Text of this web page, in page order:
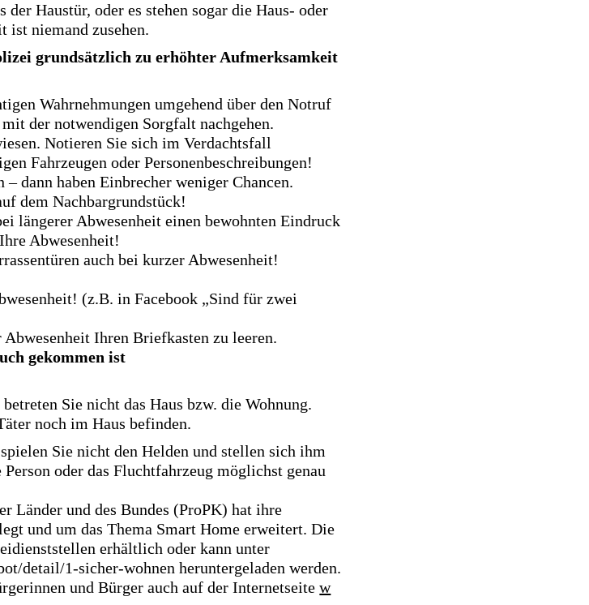
Haustür, oder es stehen sogar die Haus- oder
ist niemand zusehen.
grundsätzlich zu erhöhter Aufmerksamkeit
Wahrnehmungen umgehend über den Notruf
der notwendigen Sorgfalt nachgehen.
Notieren Sie sich im Verdachtsfall
Fahrzeugen oder Personenbeschreibungen!
dann haben Einbrecher weniger Chancen.
dem Nachbargrundstück!
längerer Abwesenheit einen bewohnten Eindruck
Abwesenheit!
auch bei kurzer Abwesenheit!
(z.B. in Facebook „Sind für zwei
Ihren Briefkasten zu leeren.
gekommen ist
Sie nicht das Haus bzw. die Wohnung.
noch im Haus befinden.
Sie nicht den Helden und stellen sich ihm
oder das Fluchtfahrzeug möglichst genau
und des Bundes (ProPK) hat ihre
und um das Thema Smart Home erweitert. Die
erhältlich oder kann unter
detail/1-sicher-wohnen heruntergeladen werden.
und Bürger auch auf der Internetseitew